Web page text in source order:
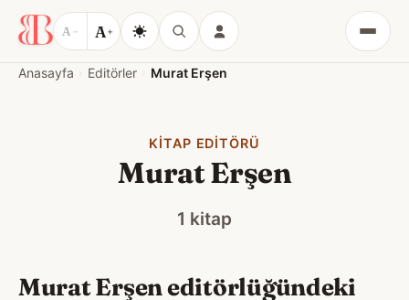
A − A+
Menü
Anasayfa Editörler Murat Erşen
KITAP EDITÖRÜ
Murat Erşen
1 kitap
Murat Erşen editörlüğündeki